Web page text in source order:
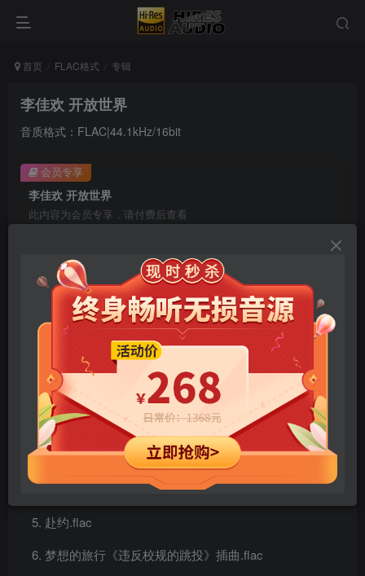
首页 FLAC格式 专辑
李佳欢 开放世界
音质格式：FLAC|44.1kHz/16bit
李佳欢 开放世界
此内容为会员专享，请付费后查看
9.9 99
年卡会员 免费 永久会员
立即购买
您当前未登录！建议登陆后购买，可保存购买订单
会员专享
过期了.flac
开放世界.flac
口语化.flac
油画.flac
赴约.flac
梦想的旅行《违反校规的跳投》插曲.flac